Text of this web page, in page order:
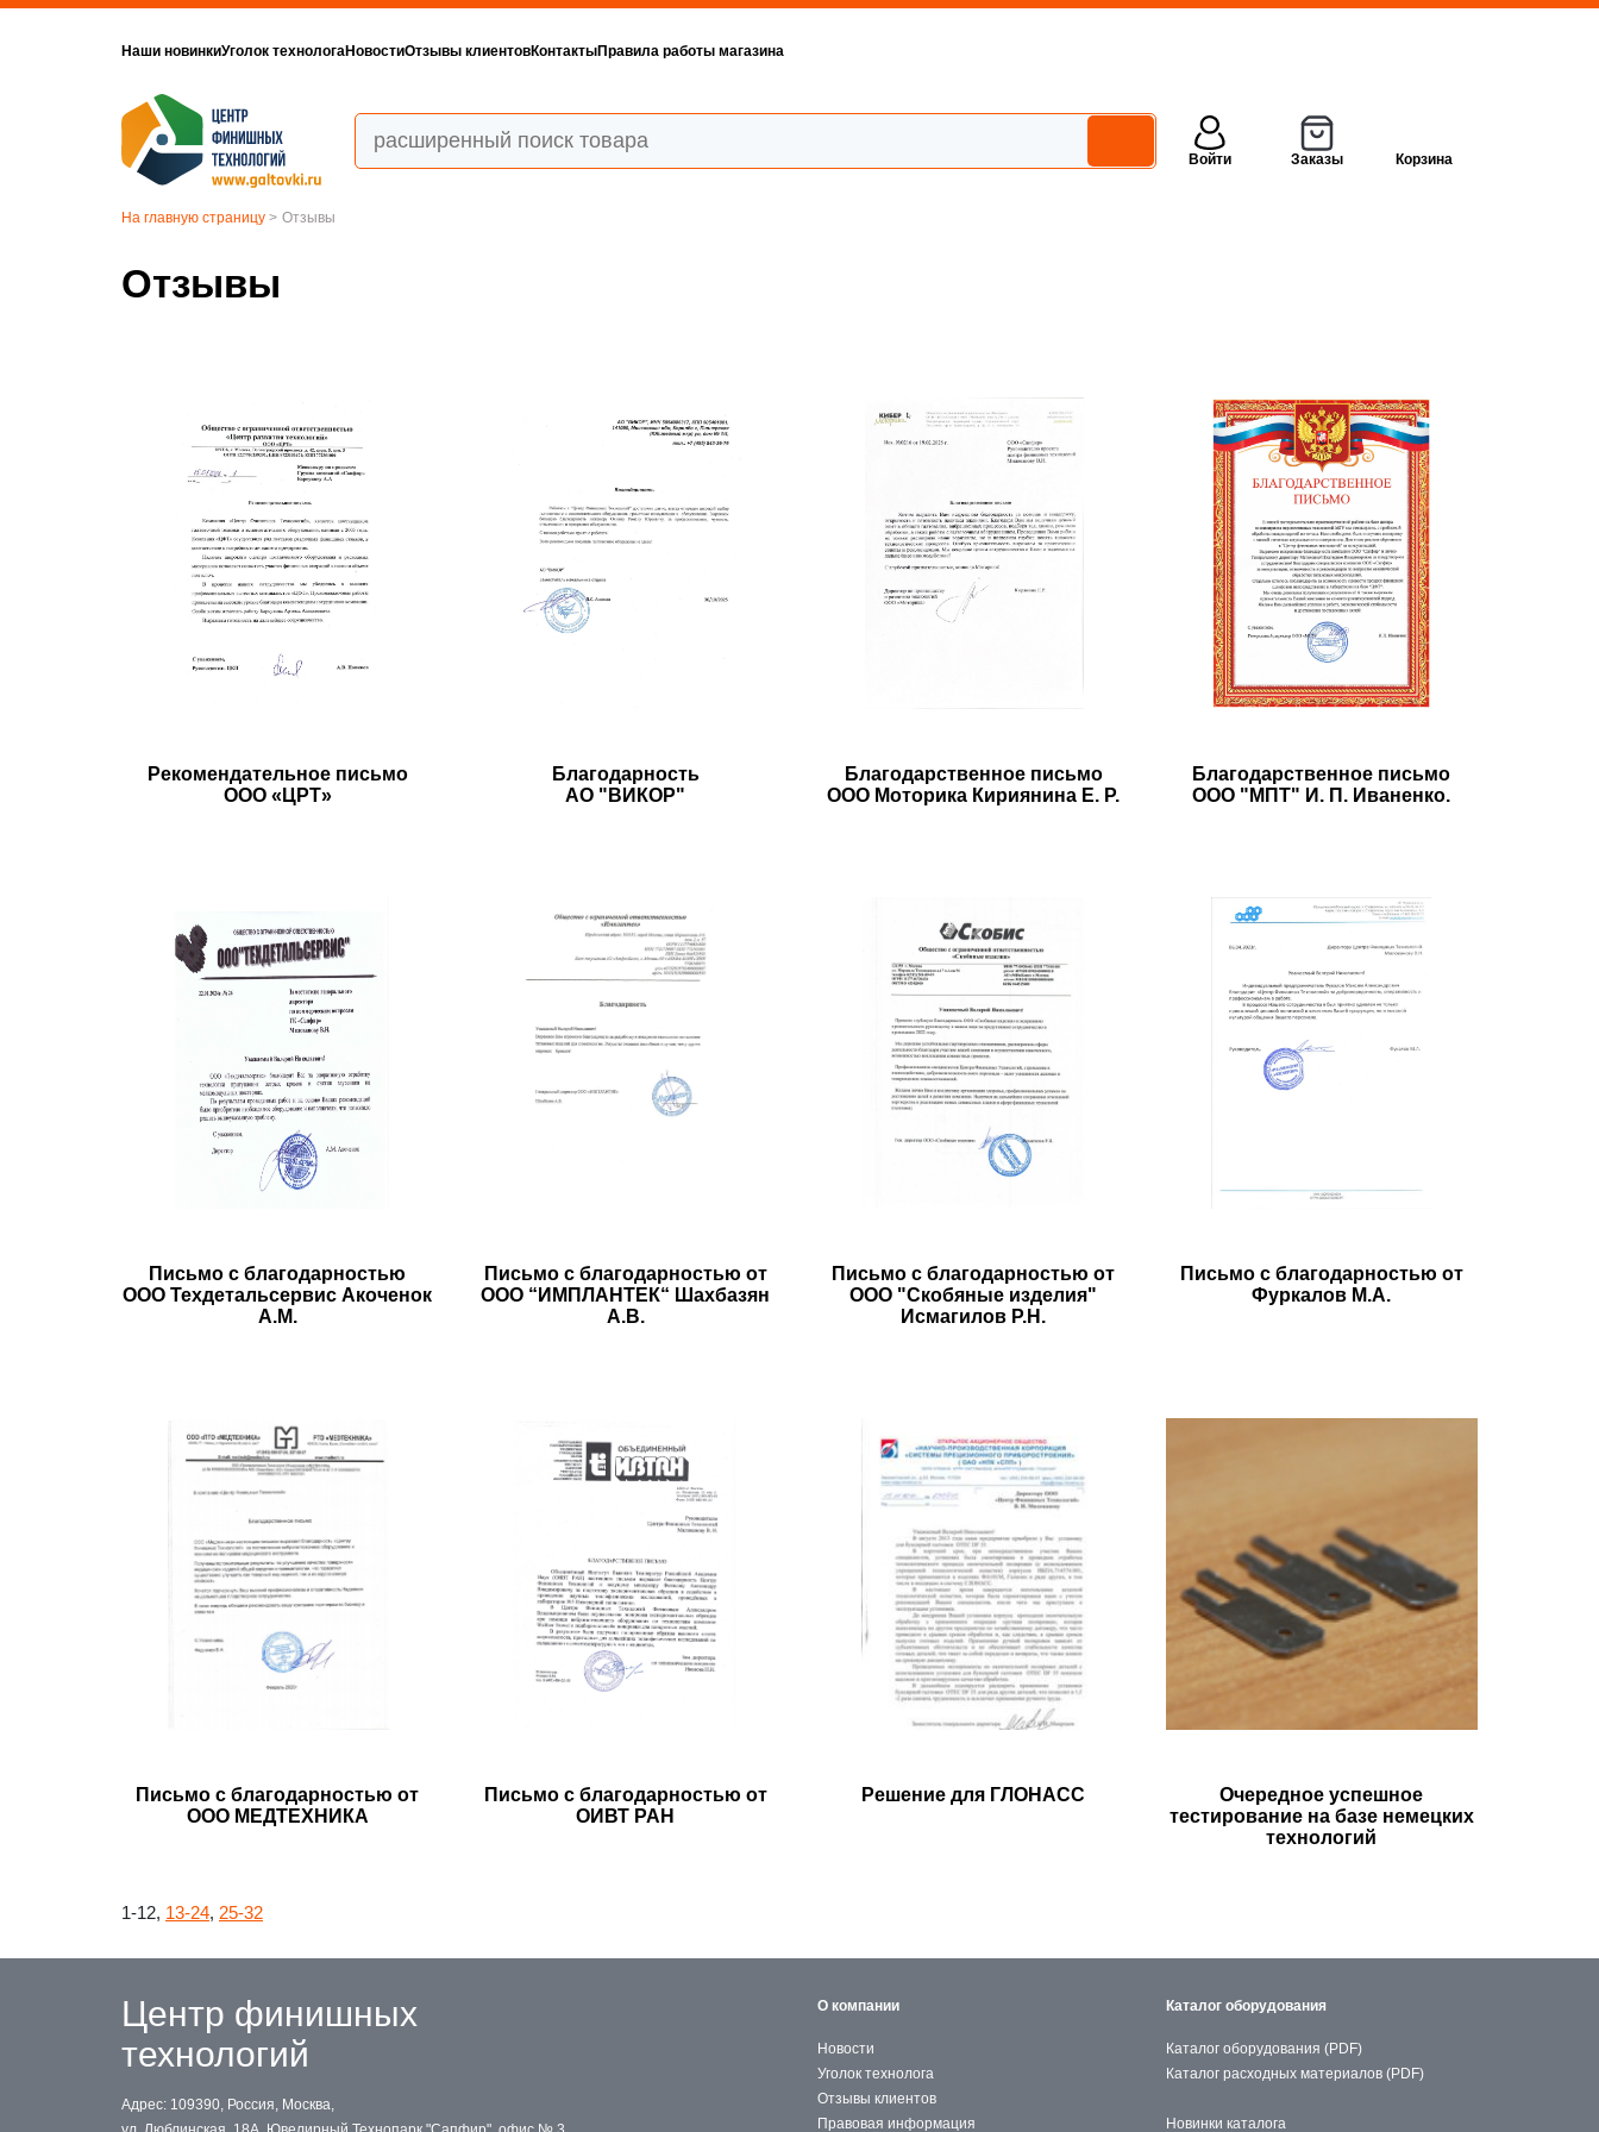
Наши новинкиУголок технологаНовостиОтзывы клиентовКонтактыПравила работы магазина
Войти Заказы Корзина
На главную страницу > Отзывы
Отзывы
Рекомендательное письмо
ООО «ЦРТ»
Благодарность
АО "ВИКОР"
Благодарственное письмо
ООО Моторика Кириянина Е. Р.
Благодарственное письмо
ООО "МПТ" И. П. Иваненко.
Письмо с благодарностью
ООО Техдетальсервис Акоченок
А.М.
Письмо с благодарностью от
ООО “ИМПЛАНТЕК“ Шахбазян
А.В.
Письмо с благодарностью от
ООО "Скобяные изделия"
Исмагилов Р.Н.
Письмо с благодарностью от
Фуркалов М.А.
Письмо с благодарностью от
ООО МЕДТЕХНИКА
Письмо с благодарностью от
ОИВТ РАН
Решение для ГЛОНАСС
Очередное успешное
тестирование на базе немецких
технологий
1-12, 13-24, 25-32
Центр финишных
технологий
Адрес: 109390, Россия, Москва,
О компании
Новости
Уголок технолога
Отзывы клиентов
Правовая информация
Каталог оборудования
Каталог оборудования (PDF)
Каталог расходных материалов (PDF)
Новинки каталога